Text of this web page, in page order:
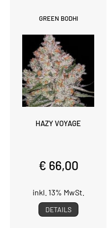
GREEN BODHI
HAZY VOYAGE
€ 66,00
inkl. 13% MwSt.
DETAILS